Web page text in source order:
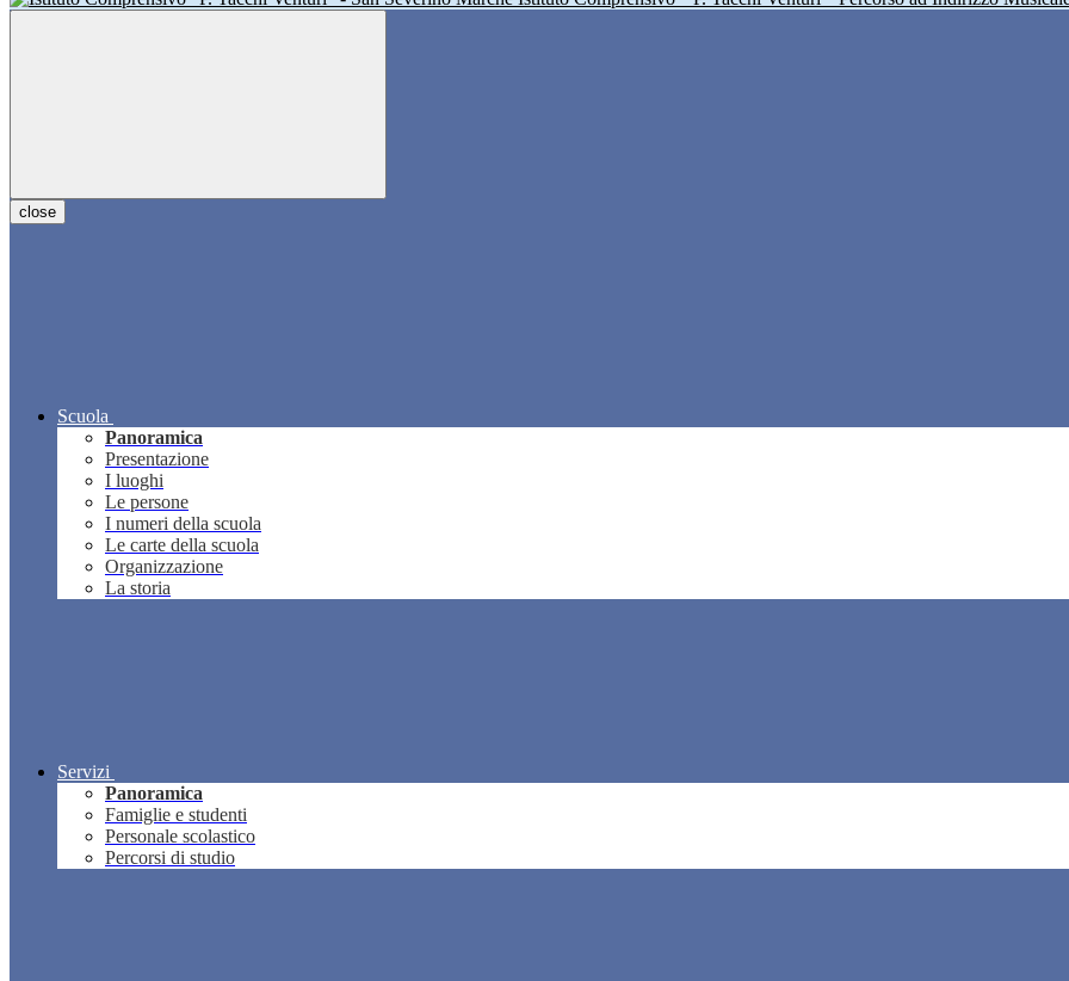
close
Scuola
Panoramica
Presentazione
I luoghi
Le persone
I numeri della scuola
Le carte della scuola
Organizzazione
La storia
Servizi
Panoramica
Famiglie e studenti
Personale scolastico
Percorsi di studio